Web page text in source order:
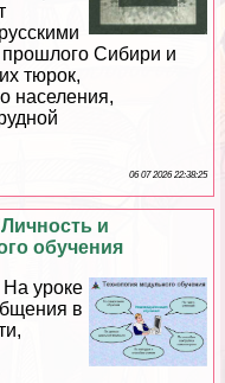
Сибири и
тюрок,
населения,
06 07 2026 22:38:25
и
обучения
На уроке
в